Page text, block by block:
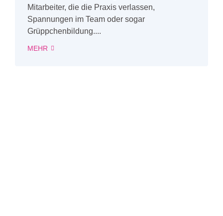
Mitarbeiter, die die Praxis verlassen,
Spannungen im Team oder sogar
Grüppchenbildung....
MEHR